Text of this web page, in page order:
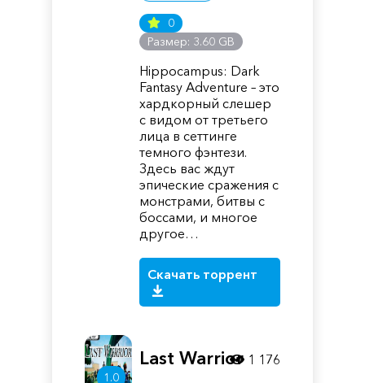
0
Размер: 3.60 GB
Hippocampus: Dark
Fantasy Adventure – это
хардкорный слешер
с видом от третьего
лица в сеттинге
темного фэнтези.
Здесь вас ждут
эпические сражения с
монстрами, битвы с
боссами, и многое
другое…
Скачать торрент
1.0
Last Warrior 1 176